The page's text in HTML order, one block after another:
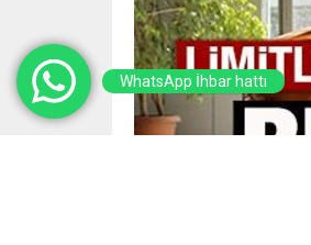
WhatsApp İhbar hattı